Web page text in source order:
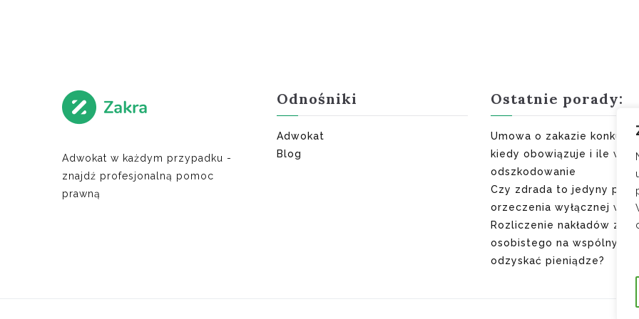
Adwokat w każdym przypadku -
znajdź profesjonalną pomoc
prawną
Odnośniki
Adwokat
Blog
Ostatnie porady:
Umowa o zakazie
kiedy obowiązuje i ile
odszkodowanie
Czy zdrada to jedyny
orzeczenia wyłącznej
Rozliczenie nakładów z
osobistego na wspólny
odzyskać pieniądze?